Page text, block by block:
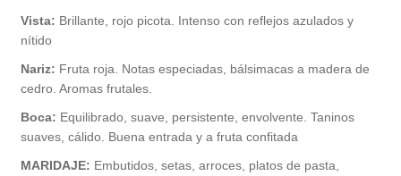
Vista: Brillante, rojo picota. Intenso con reflejos azulados y
nítido
Nariz: Fruta roja. Notas especiadas, bálsimacas a madera de
cedro. Aromas frutales.
Boca: Equilibrado, suave, persistente, envolvente. Taninos
suaves, cálido. Buena entrada y a fruta confitada
MARIDAJE: Embutidos, setas, arroces, platos de pasta,